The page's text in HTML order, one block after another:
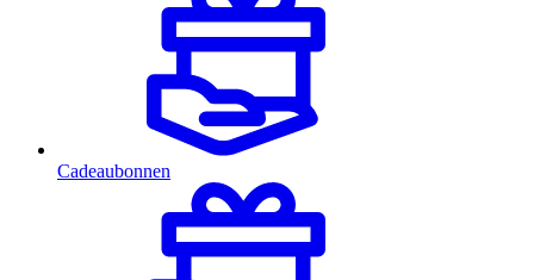
Cadeaubonnen